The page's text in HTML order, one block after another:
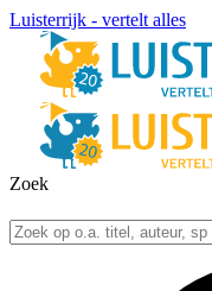
Luisterrijk - vertelt alles
Zoek